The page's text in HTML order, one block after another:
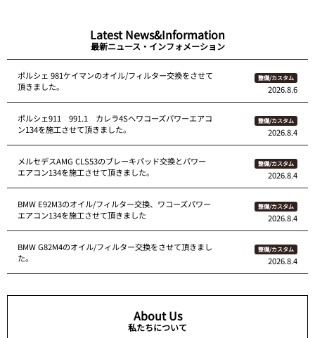
Latest News&Information
最新ニュース・インフォメーション
ポルシェ 981ケイマンのオイル/フィルター交換をさせて
頂きました。
整備/カスタム
2026.8.6
ポルシェ911 991.1 カレラ4Sへワコーズパワーエアコ
ン134を施工させて頂きました。
整備/カスタム
2026.8.4
メルセデスAMG CLS53のブレーキパッド交換とパワー
エアコン134を施工させて頂きました。
整備/カスタム
2026.8.4
BMW E92M3のオイル/フィルター交換、ワコーズパワー
エアコン134を施工させて頂きました
整備/カスタム
2026.8.4
BMW G82M4のオイル/フィルター交換をさせて頂きまし
た。
整備/カスタム
2026.8.4
About Us
私たちについて